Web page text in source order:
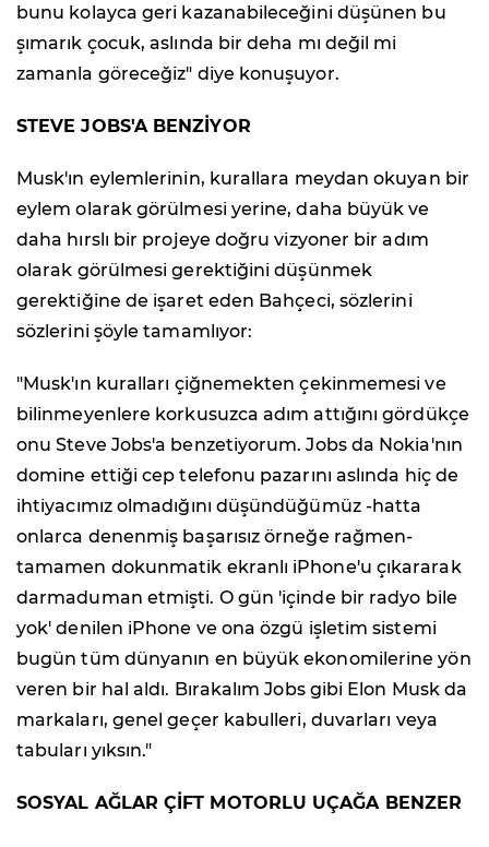
bunu kolayca geri kazanabileceğini düşünen bu
şımarık çocuk, aslında bir deha mı değil mi
zamanla göreceğiz" diye konuşuyor.
STEVE JOBS'A BENZİYOR
Musk'ın eylemlerinin, kurallara meydan okuyan bir
eylem olarak görülmesi yerine, daha büyük ve
daha hırslı bir projeye doğru vizyoner bir adım
olarak görülmesi gerektiğini düşünmek
gerektiğine de işaret eden Bahçeci, sözlerini
sözlerini şöyle tamamlıyor:
"Musk'ın kuralları çiğnemekten çekinmemesi ve
bilinmeyenlere korkusuzca adım attığını gördükçe
onu Steve Jobs'a benzetiyorum. Jobs da Nokia'nın
domine ettiği cep telefonu pazarını aslında hiç de
ihtiyacımız olmadığını düşündüğümüz -hatta
onlarca denenmiş başarısız örneğe rağmen-
tamamen dokunmatik ekranlı iPhone'u çıkararak
darmaduman etmişti. O gün 'içinde bir radyo bile
yok' denilen iPhone ve ona özgü işletim sistemi
bugün tüm dünyanın en büyük ekonomilerine yön
veren bir hal aldı. Bırakalım Jobs gibi Elon Musk da
markaları, genel geçer kabulleri, duvarları veya
tabuları yıksın."
SOSYAL AĞLAR ÇİFT MOTORLU UÇAĞA BENZER